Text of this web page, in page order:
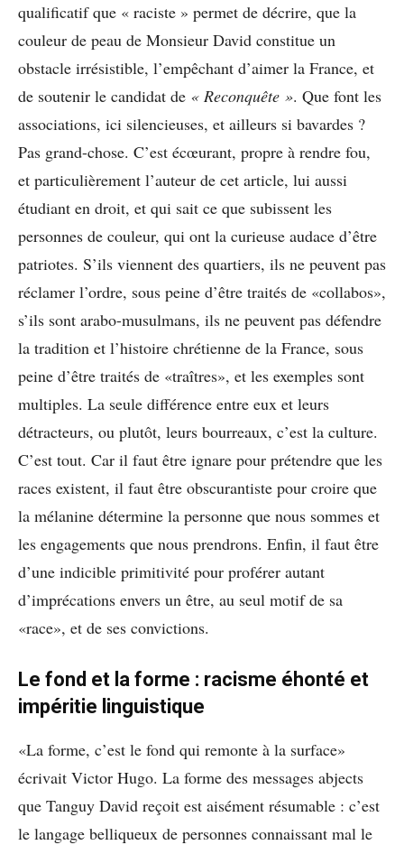
qualificatif que « raciste » permet de décrire, que la
couleur de peau de Monsieur David constitue un
obstacle irrésistible, l’empêchant d’aimer la France, et
de soutenir le candidat de « Reconquête ». Que font les
associations, ici silencieuses, et ailleurs si bavardes ?
Pas grand-chose. C’est écœurant, propre à rendre fou,
et particulièrement l’auteur de cet article, lui aussi
étudiant en droit, et qui sait ce que subissent les
personnes de couleur, qui ont la curieuse audace d’être
patriotes. S’ils viennent des quartiers, ils ne peuvent pas
réclamer l’ordre, sous peine d’être traités de «collabos»,
s’ils sont arabo-musulmans, ils ne peuvent pas défendre
la tradition et l’histoire chrétienne de la France, sous
peine d’être traités de «traîtres», et les exemples sont
multiples. La seule différence entre eux et leurs
détracteurs, ou plutôt, leurs bourreaux, c’est la culture.
C’est tout. Car il faut être ignare pour prétendre que les
races existent, il faut être obscurantiste pour croire que
la mélanine détermine la personne que nous sommes et
les engagements que nous prendrons. Enfin, il faut être
d’une indicible primitivité pour proférer autant
d’imprécations envers un être, au seul motif de sa
«race», et de ses convictions.
Le fond et la forme : racisme éhonté et
impéritie linguistique
«La forme, c’est le fond qui remonte à la surface»
écrivait Victor Hugo. La forme des messages abjects
que Tanguy David reçoit est aisément résumable : c’est
le langage belliqueux de personnes connaissant mal le